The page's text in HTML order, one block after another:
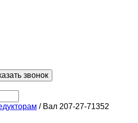
звонок
/ Вал 207-27-71352